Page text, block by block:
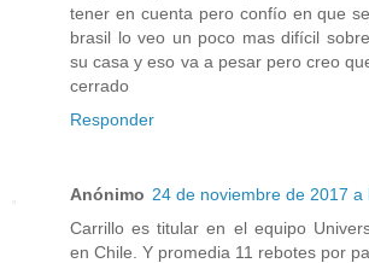
tener en cuenta pero confío en que
brasil lo veo un poco mas difícil
su casa y eso va a pesar pero creo
cerrado
Responder
Anónimo 24 de noviembre de 2017 a
Carrillo es titular en el equipo
en Chile. Y promedia 11 rebotes por